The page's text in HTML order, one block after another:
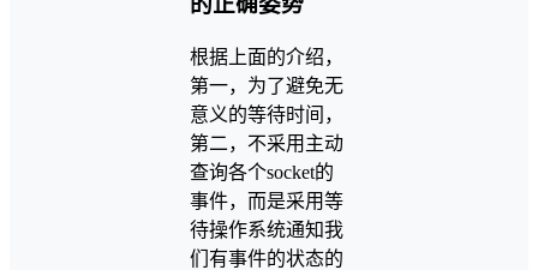
根据上面的介绍，
第一，为了避免无
意义的等待时间，
第二，不采用主动
查询各个socket的
事件，而是采用等
待操作系统通知我
们有事件的状态的